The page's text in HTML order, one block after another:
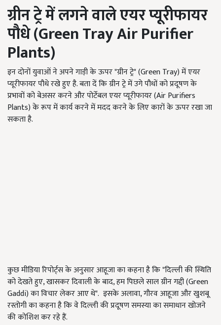
ग्रीन ट्रे में लगने वाले एयर प्यूरीफायर
पौधे (Green Tray Air Purifier
Plants)
इन दोनों युवाओं ने अपने गाड़ी के ऊपर "ग्रीन ट्रे" (Green Tray) में एयर
प्यूरीफायर पौधे रखे हुए है. बता दें कि ग्रीन ट्रे में उगे पौधों को प्रदूषण के
प्रभावों को बेअसर करने और पोर्टेबल एयर प्यूरीफायर (Air Purifiers
Plants) के रूप में कार्य करने में मदद करने के लिए कारों के ऊपर रखा जा
सकता है.
कुछ मीडिया रिपोर्ट्स के अनुसार आहूजा का कहना है कि "दिल्ली की स्थिति
को देखते हुए, खासकर दिवाली के बाद, हम पिछले साल ग्रीन गद्दी (Green
Gaddi) का विचार लेकर आए थे". इसके अलावा, गौरव आहूजा और खुशबू
रस्तोगी का कहना है कि वे दिल्ली की प्रदूषण समस्या का समाधान खोजने
की कोशिश कर रहे हैं.